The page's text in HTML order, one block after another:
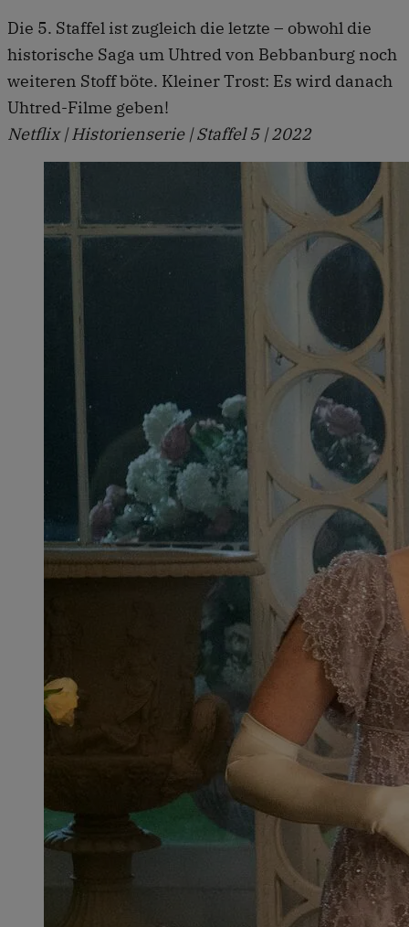
Die 5. Staffel ist zugleich die letzte – obwohl die
historische Saga um Uhtred von Bebbanburg noch
weiteren Stoff böte. Kleiner Trost: Es wird danach
Uhtred-Filme geben!
Netflix | Historienserie | Staffel 5 | 2022